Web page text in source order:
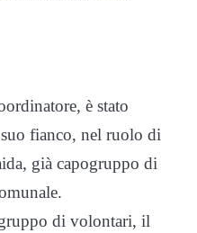
è stato
fianco, nel ruolo di
già capogruppo di
di volontari, il